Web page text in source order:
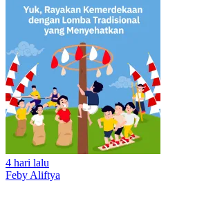
4 hari lalu
Feby Aliftya